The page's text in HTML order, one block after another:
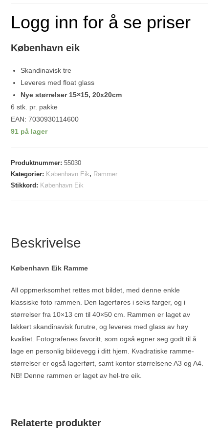
Logg inn for å se priser
København eik
Skandinavisk tre
Leveres med float glass
Nye størrelser 15×15, 20x20cm
6 stk. pr. pakke
EAN: 7030930114600
91 på lager
Produktnummer:55030
Kategorier: København Eik, Rammer
Stikkord: København Eik
Beskrivelse
København Eik Ramme
All oppmerksomhet rettes mot bildet, med denne enkle
klassiske foto rammen. Den lagerføres i seks farger, og i
størrelser fra 10×13 cm til 40×50 cm. Rammen er laget av
lakkert skandinavisk furutre, og leveres med glass av høy
kvalitet. Fotografenes favoritt, som også egner seg godt til å
lage en personlig bildevegg i ditt hjem. Kvadratiske ramme-
størrelser er også lagerført, samt kontor størrelsene A3 og A4.
NB! Denne rammen er laget av hel-tre eik.
Relaterte produkter